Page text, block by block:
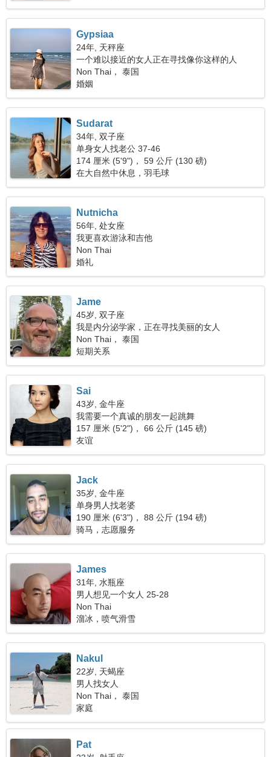
Gypsiaa
24年, 天秤座
一个难以接近的女人正在寻找像你这样的人
Non Thai， 泰国
婚姻
Sudarat
34年, 双子座
单身女人找老公 37-46
174 厘米 (5'9")， 59 公斤 (130 磅)
在大自然中休息，羽毛球
Nutnicha
56年, 处女座
我更喜欢游泳和吉他
Non Thai
婚礼
Jame
45岁, 双子座
我是内分泌学家，正在寻找美丽的女人
Non Thai， 泰国
短期关系
Sai
43岁, 金牛座
我需要一个真诚的朋友一起跳舞
157 厘米 (5'2")， 66 公斤 (145 磅)
友谊
Jack
35岁, 金牛座
单身男人找老婆
190 厘米 (6'3")， 88 公斤 (194 磅)
骑马，志愿服务
James
31年, 水瓶座
男人想见一个女人 25-28
Non Thai
溜冰，喷气滑雪
Nakul
22岁, 天蝎座
男人找女人
Non Thai， 泰国
家庭
Pat